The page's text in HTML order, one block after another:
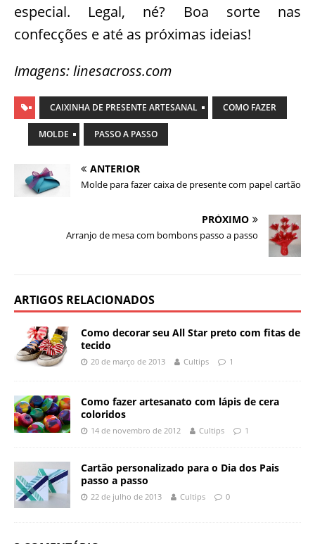
especial. Legal, né? Boa sorte nas
confecções e até as próximas ideias!
Imagens: linesacross.com
CAIXINHA DE PRESENTE ARTESANAL COMO FAZER
MOLDE PASSO A PASSO
ANTERIOR
Molde para fazer caixa de presente com papel cartão
PRÓXIMO
Arranjo de mesa com bombons passo a passo
ARTIGOS RELACIONADOS
Como decorar seu All Star preto com fitas de
tecido
20 de março de 2013 Cultips 1
Como fazer artesanato com lápis de cera
coloridos
14 de novembro de 2012 Cultips 1
Cartão personalizado para o Dia dos Pais
passo a passo
22 de julho de 2013 Cultips 0